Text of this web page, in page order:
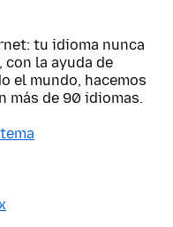
tu idioma nunca
con la ayuda de
el mundo, hacemos
más de 90 idiomas.